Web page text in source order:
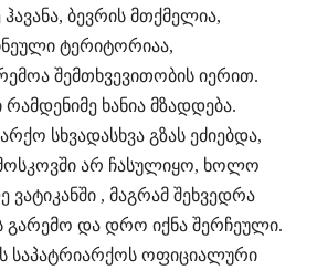
ბევრის მთქმელია,
ტერიტორიაა,
შემთხვევითობის იერით.
ხანია მზადდება.
სხვადასხვა გზას ეძიებდა,
არ ჩასულიყო, ხოლო
, მაგრამ შეხვედრა
გარემო და დრო იქნა შერჩეული.
საპატრიარქოს ოფიციალური